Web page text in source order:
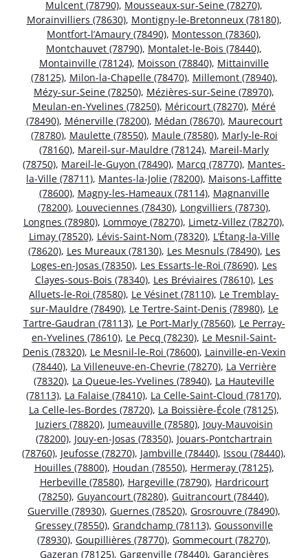
Mulcent (78790), Mousseaux-sur-Seine (78270),
Morainvilliers (78630), Montigny-le-Bretonneux (78180),
Montfort-l’Amaury (78490), Montesson (78360),
Montchauvet (78790), Montalet-le-Bois (78440),
Montainville (78124), Moisson (78840), Mittainville
(78125), Milon-la-Chapelle (78470), Millemont (78940),
Mézy-sur-Seine (78250), Mézières-sur-Seine (78970),
Meulan-en-Yvelines (78250), Méricourt (78270), Méré
(78490), Ménerville (78200), Médan (78670), Maurecourt
(78780), Maulette (78550), Maule (78580), Marly-le-Roi
(78160), Mareil-sur-Mauldre (78124), Mareil-Marly
(78750), Mareil-le-Guyon (78490), Marcq (78770), Mantes-
la-Ville (78711), Mantes-la-Jolie (78200), Maisons-Laffitte
(78600), Magny-les-Hameaux (78114), Magnanville
(78200), Louveciennes (78430), Longvilliers (78730),
Longnes (78980), Lommoye (78270), Limetz-Villez (78270),
Limay (78520), Lévis-Saint-Nom (78320), L’Étang-la-Ville
(78620), Les Mureaux (78130), Les Mesnuls (78490), Les
Loges-en-Josas (78350), Les Essarts-le-Roi (78690), Les
Clayes-sous-Bois (78340), Les Bréviaires (78610), Les
Alluets-le-Roi (78580), Le Vésinet (78110), Le Tremblay-
sur-Mauldre (78490), Le Tertre-Saint-Denis (78980), Le
Tartre-Gaudran (78113), Le Port-Marly (78560), Le Perray-
en-Yvelines (78610), Le Pecq (78230), Le Mesnil-Saint-
Denis (78320), Le Mesnil-le-Roi (78600), Lainville-en-Vexin
(78440), La Villeneuve-en-Chevrie (78270), La Verrière
(78320), La Queue-les-Yvelines (78940), La Hauteville
(78113), La Falaise (78410), La Celle-Saint-Cloud (78170),
La Celle-les-Bordes (78720), La Boissière-École (78125),
Juziers (78820), Jumeauville (78580), Jouy-Mauvoisin
(78200), Jouy-en-Josas (78350), Jouars-Pontchartrain
(78760), Jeufosse (78270), Jambville (78440), Issou (78440),
Houilles (78800), Houdan (78550), Hermeray (78125),
Herbeville (78580), Hargeville (78790), Hardricourt
(78250), Guyancourt (78280), Guitrancourt (78440),
Guerville (78930), Guernes (78520), Grosrouvre (78490),
Gressey (78550), Grandchamp (78113), Goussonville
(78930), Goupillières (78770), Gommecourt (78270),
Gazeran (78125), Gargenville (78440), Garancières